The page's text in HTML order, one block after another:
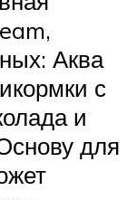
Аква
с
и
для